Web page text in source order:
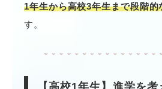
1年生から高校3年生まで段階的
す。
【高校1年生】 進学を考